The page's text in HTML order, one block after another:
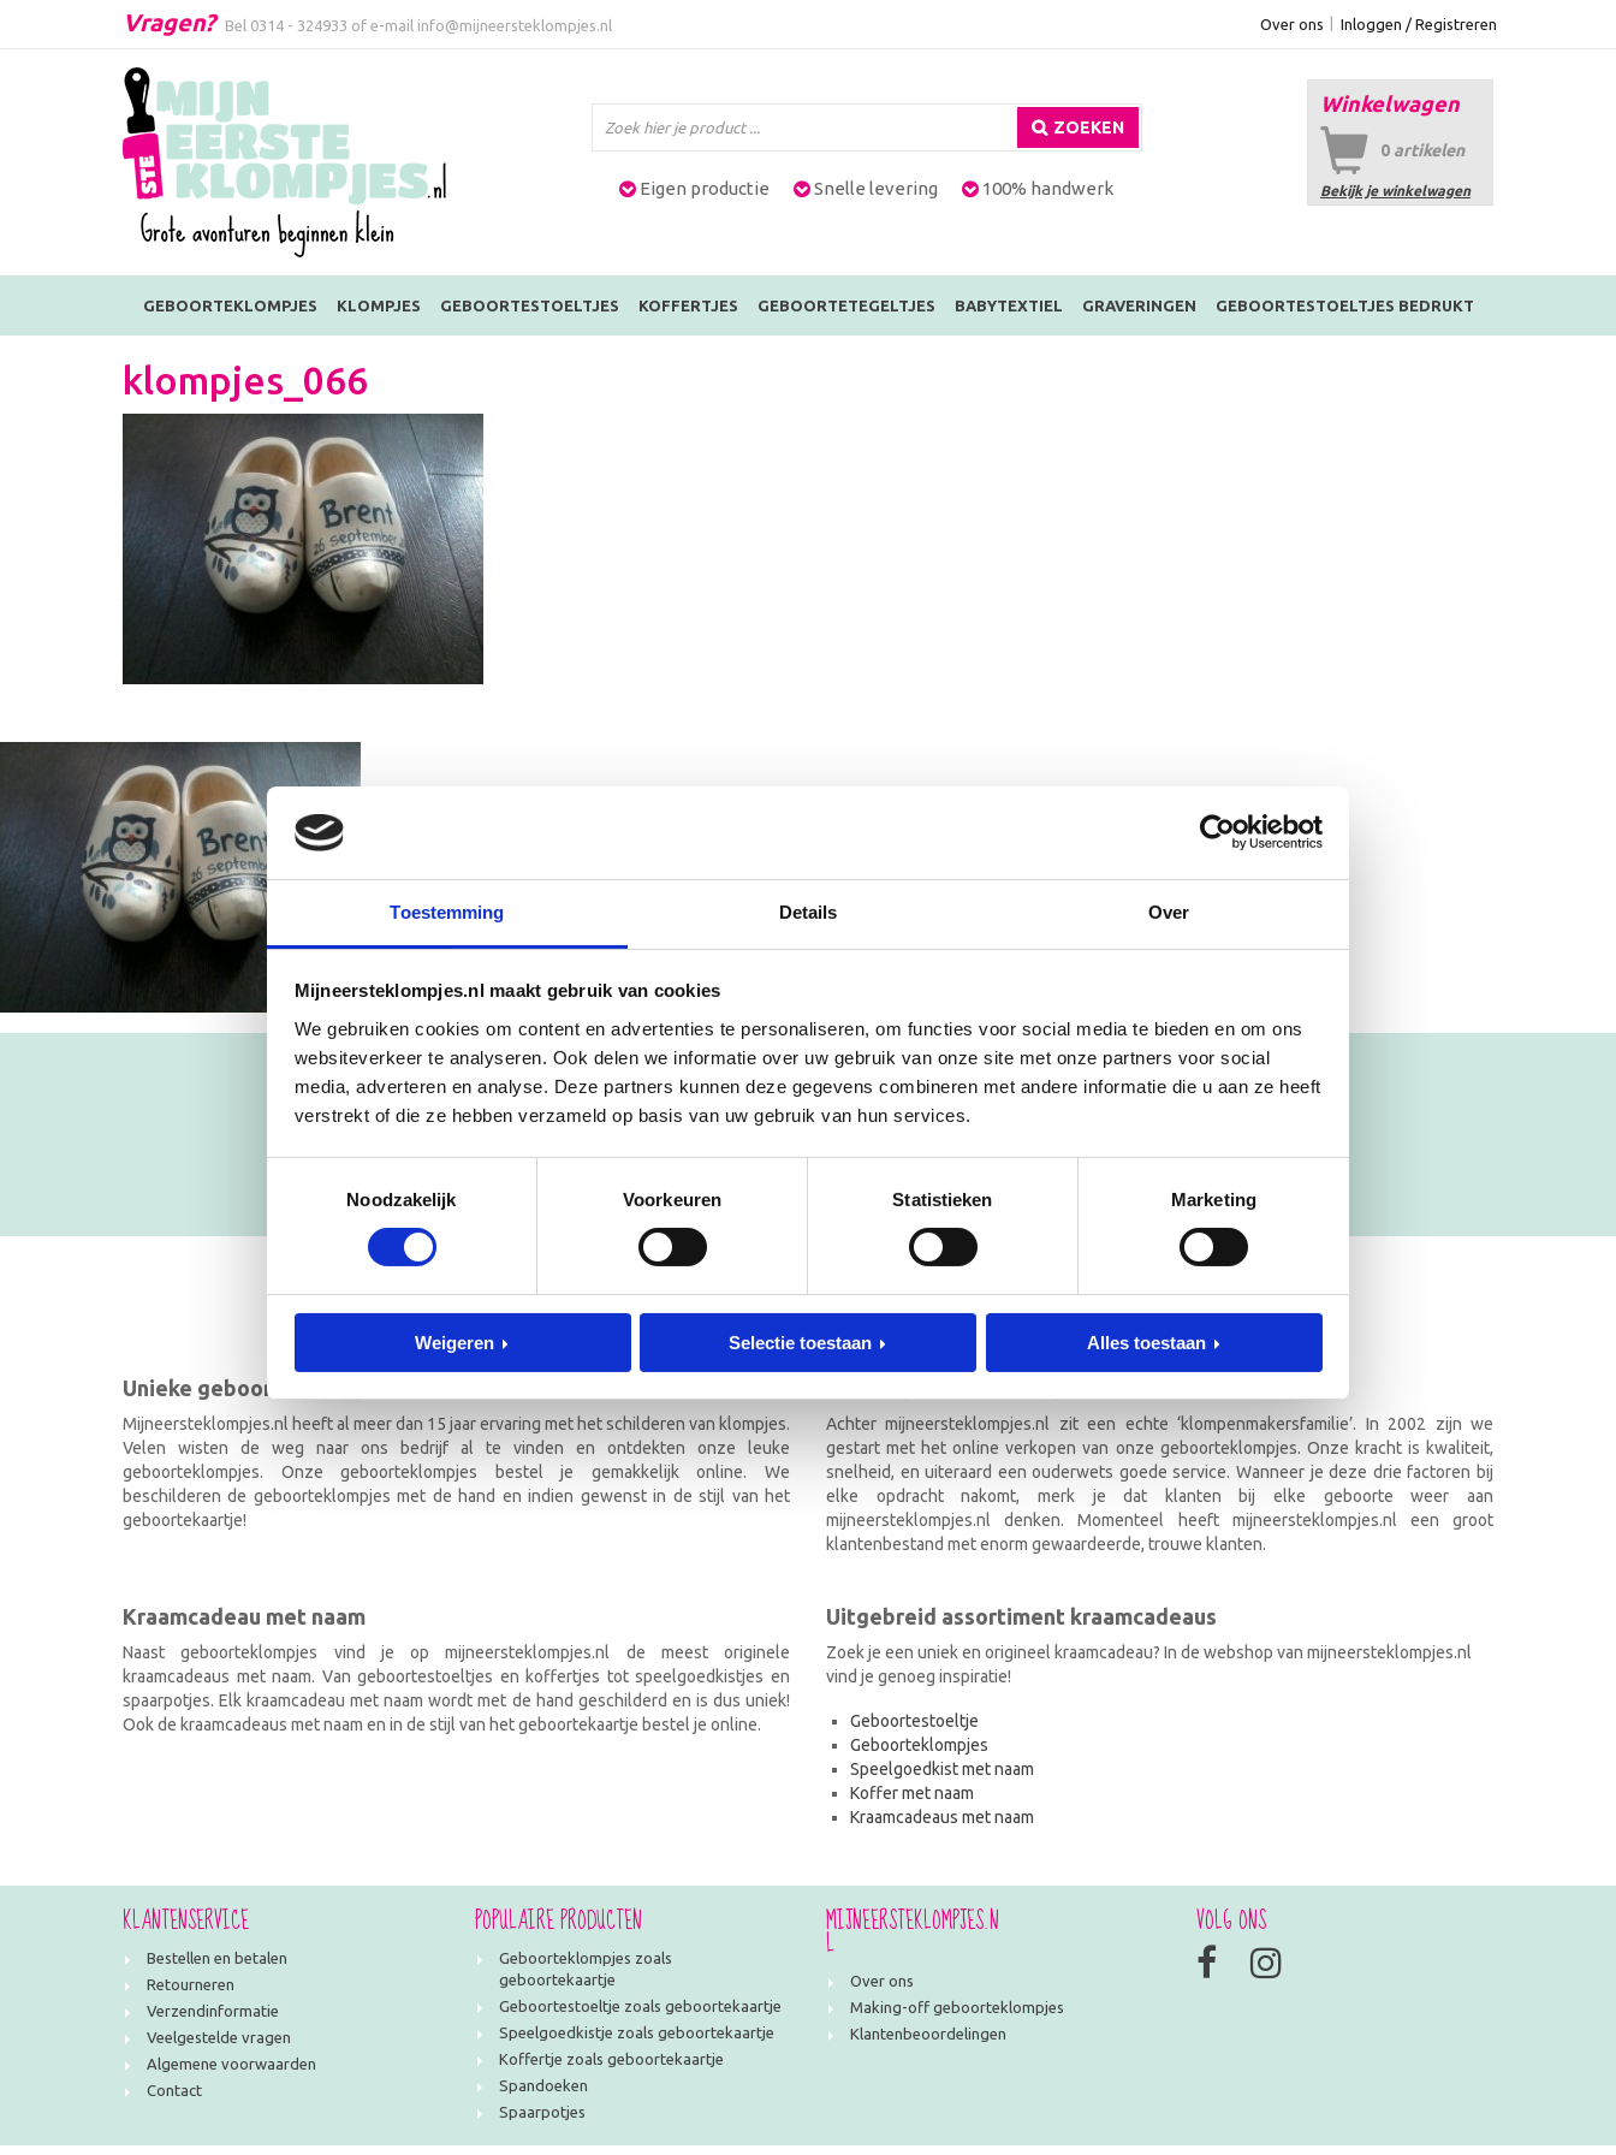
Toestemming Details Over
Mijneersteklompjes.nl maakt gebruik van cookies
We gebruiken cookies om content en advertenties te personaliseren, om functies voor social media te bieden en om ons
websiteverkeer te analyseren. Ook delen we informatie over uw gebruik van onze site met onze partners voor social
media, adverteren en analyse. Deze partners kunnen deze gegevens combineren met andere informatie die u aan ze heeft
verstrekt of die ze hebben verzameld op basis van uw gebruik van hun services.
Noodzakelijk
Voorkeuren Statistieken Marketing
Weigeren Selectie toestaan Alles toestaan
Vragen? Bel 0314 - 324933 of e-mail info@mijneersteklompjes.nl Over ons Inloggen / Registreren
Winkelwagen
0 artikelen
Bekijk je winkelwagen
ZOEKEN
Eigen productie Snelle levering 100% handwerk
GEBOORTEKLOMPJES KLOMPJES GEBOORTESTOELTJES KOFFERTJES GEBOORTETEGELTJES BABYTEXTIEL GRAVERINGEN GEBOORTESTOELTJES BEDRUKT
klompjes_066
Blijf op de hoogte!
NIEUWSBRIEF
[mc4wp_form id=”3182″]
GEBOORTEKLOMPJES EN KRAAMCADEAU MET NAAM
Unieke geboorteklompjes
Mijneersteklompjes.nl heeft al meer dan 15 jaar ervaring met het schilderen van klompjes.
Velen wisten de weg naar ons bedrijf al te vinden en ontdekten onze leuke
geboorteklompjes. Onze geboorteklompjes bestel je gemakkelijk online. We
beschilderen de geboorteklompjes met de hand en indien gewenst in de stijl van het
geboortekaartje!
Achter mijneersteklompjes.nl zit een echte ‘klompenmakersfamilie’. In 2002 zijn we
gestart met het online verkopen van onze geboorteklompjes. Onze kracht is kwaliteit,
snelheid, en uiteraard een ouderwets goede service. Wanneer je deze drie factoren bij
elke opdracht nakomt, merk je dat klanten bij elke geboorte weer aan
mijneersteklompjes.nl denken. Momenteel heeft mijneersteklompjes.nl een groot
klantenbestand met enorm gewaardeerde, trouwe klanten.
Kraamcadeau met naam
Naast geboorteklompjes vind je op mijneersteklompjes.nl de meest originele
kraamcadeaus met naam. Van geboortestoeltjes en koffertjes tot speelgoedkistjes en
spaarpotjes. Elk kraamcadeau met naam wordt met de hand geschilderd en is dus uniek!
Ook de kraamcadeaus met naam en in de stijl van het geboortekaartje bestel je online.
Uitgebreid assortiment kraamcadeaus
Zoek je een uniek en origineel kraamcadeau? In de webshop van mijneersteklompjes.nl
vind je genoeg inspiratie!
Geboortestoeltje
Geboorteklompjes
Speelgoedkist met naam
Koffer met naam
Kraamcadeaus met naam
KLANTENSERVICE
Bestellen en betalen
Retourneren
Verzendinformatie
Veelgestelde vragen
Algemene voorwaarden
Contact
POPULAIRE PRODUCTEN
Geboorteklompjes zoals
geboortekaartje
Geboortestoeltje zoals geboortekaartje
Speelgoedkistje zoals geboortekaartje
Koffertje zoals geboortekaartje
Spandoeken
Spaarpotjes
MIJNEERSTEKLOMPJES.N
L
Over ons
Making-off geboorteklompjes
Klantenbeoordelingen
VOLG ONS